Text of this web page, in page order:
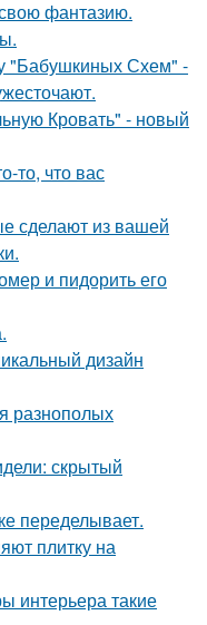
фантазию.
"Бабушкиных Схем" -
Кровать" - новый
то, что вас
сделают из вашей
и пидорить его
дизайн
разнополых
скрытый
переделывает.
плитку на
интерьера такие